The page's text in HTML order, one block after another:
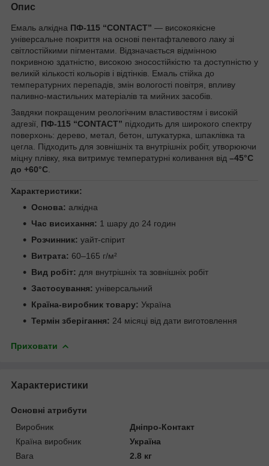
Опис
Емаль алкідна ПФ-115 “CONTACT” — високоякісне
універсальне покриття на основі пентафталевого лаку зі
світлостійкими пігментами. Відзначається відмінною
покривною здатністю, високою зносостійкістю та доступністю у
великій кількості кольорів і відтінків. Емаль стійка до
температурних перепадів, змін вологості повітря, впливу
паливно-мастильних матеріалів та мийних засобів.
Завдяки покращеним реологічним властивостям і високій
адгезії, ПФ-115 “CONTACT” підходить для широкого спектру
поверхонь: дерево, метал, бетон, штукатурка, шпаклівка та
цегла. Підходить для зовнішніх та внутрішніх робіт, утворюючи
міцну плівку, яка витримує температурні коливання від –45°C
до +60°C
Характеристики:
Основа: алкідна
Час висихання: 1 шару до 24 годин
Розчинник: уайт-спірит
Витрата: 60–165 г/м²
Вид робіт: для внутрішніх та зовнішніх робіт
Застосування: універсальний
Країна-виробник товару: Україна
Термін зберігання: 24 місяці від дати виготовлення
Приховати
Характеристики
Основні атрибути
Виробник
Дніпро-Контакт
Країна виробник
Україна
Вага
2.8 кг